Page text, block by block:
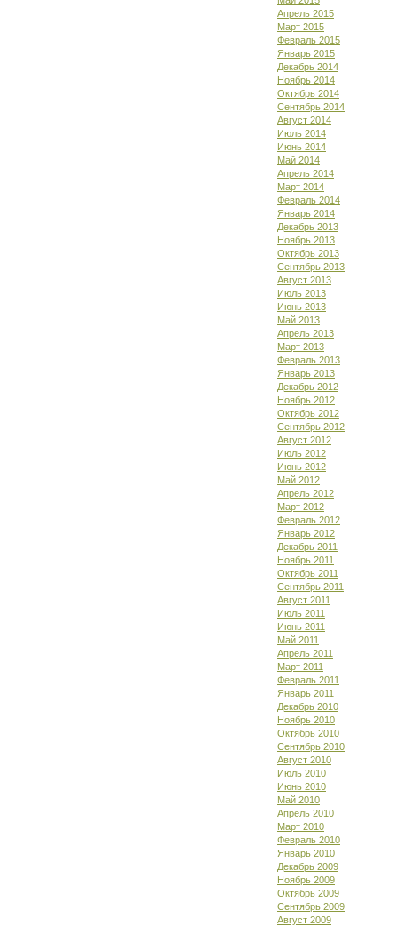
Апрель 2015
Март 2015
Февраль 2015
Январь 2015
Декабрь 2014
Ноябрь 2014
Октябрь 2014
Сентябрь 2014
Август 2014
Июль 2014
Июнь 2014
Май 2014
Апрель 2014
Март 2014
Февраль 2014
Январь 2014
Декабрь 2013
Ноябрь 2013
Октябрь 2013
Сентябрь 2013
Август 2013
Июль 2013
Июнь 2013
Май 2013
Апрель 2013
Март 2013
Февраль 2013
Январь 2013
Декабрь 2012
Ноябрь 2012
Октябрь 2012
Сентябрь 2012
Август 2012
Июль 2012
Июнь 2012
Май 2012
Апрель 2012
Март 2012
Февраль 2012
Январь 2012
Декабрь 2011
Ноябрь 2011
Октябрь 2011
Сентябрь 2011
Август 2011
Июль 2011
Июнь 2011
Май 2011
Апрель 2011
Март 2011
Февраль 2011
Январь 2011
Декабрь 2010
Ноябрь 2010
Октябрь 2010
Сентябрь 2010
Август 2010
Июль 2010
Июнь 2010
Май 2010
Апрель 2010
Март 2010
Февраль 2010
Январь 2010
Декабрь 2009
Ноябрь 2009
Октябрь 2009
Сентябрь 2009
Август 2009